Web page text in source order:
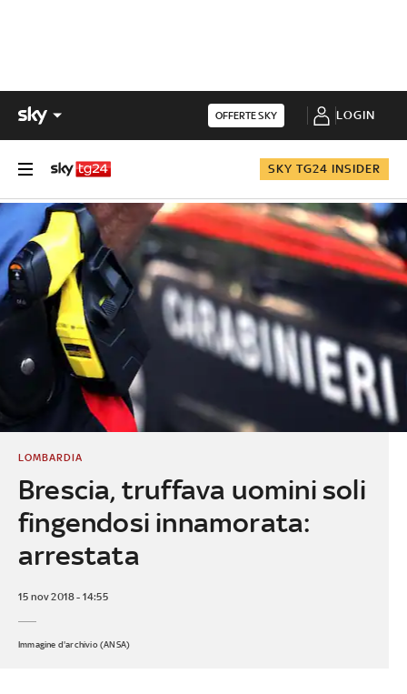
OFFERTE SKY LOGIN
SKY TG24 INSIDER
Brescia, truffava uomini soli
fingendosi innamorata:
arrestata
LOMBARDIA
15 nov 2018 - 14:55
Immagine d'archivio (ANSA)